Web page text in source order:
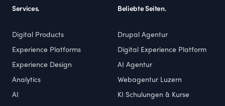
Services.
Digital Products
Experience Platforms
Experience Design
Analytics
AI
Beliebte Seiten.
Drupal Agentur
Digital Experience Platform
AI Agentur
Webagentur Luzern
KI Schulungen & Kurse